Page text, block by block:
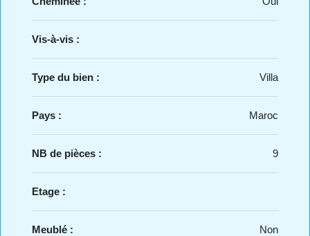
Vis-à-vis :
Type du bien : Villa
Pays : Maroc
NB de pièces : 9
Etage :
Meublé : Non